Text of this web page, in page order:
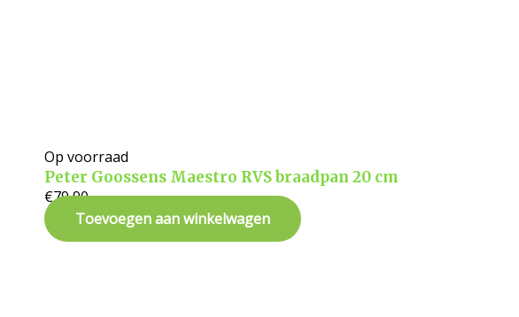
Op voorraad
Peter Goossens Maestro RVS braadpan 20 cm
€79,90
Toevoegen aan winkelwagen